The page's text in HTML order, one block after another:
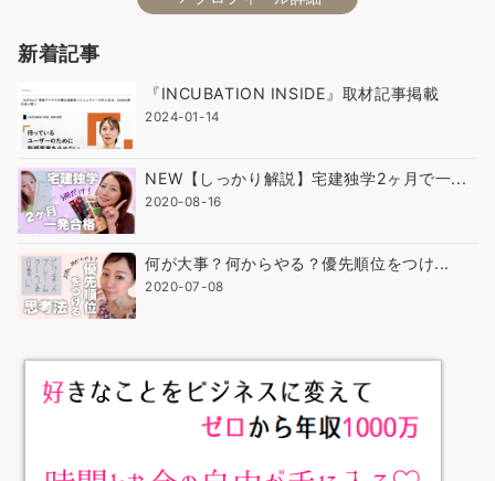
新着記事
『INCUBATION INSIDE』取材記事掲載
2024-01-14
NEW【しっかり解説】宅建独学2ヶ月で一...
2020-08-16
何が大事？何からやる？優先順位をつけ...
2020-07-08